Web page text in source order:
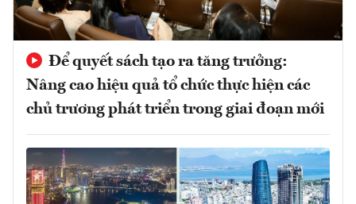
Để quyết sách tạo ra tăng trưởng:
Nâng cao hiệu quả tổ chức thực hiện các
chủ trương phát triển trong giai đoạn mới